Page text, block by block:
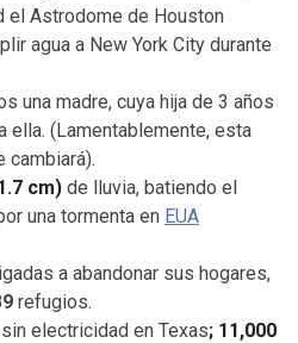
el Astrodome de Houston
agua a New York City durante
una madre, cuya hija de 3 años
ella. (Lamentablemente, esta
cambiará).
cm) de lluvia, batiendo el
una tormenta en EUA
a abandonar sus hogares,
refugios.
electricidad en Texas; 11,000